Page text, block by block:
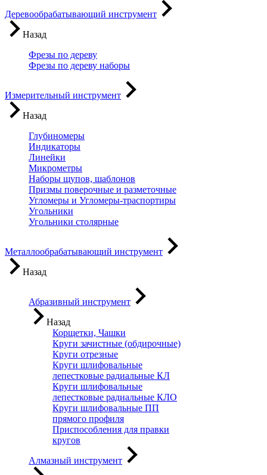
Деревообрабатывающий инструмент
Назад
Фрезы по дереву
Фрезы по дереву наборы
Измерительный инструмент
Назад
Глубиномеры
Индикаторы
Линейки
Микрометры
Наборы щупов, шаблонов
Призмы поверочные и разметочные
Угломеры и Угломеры-траспортиры
Угольники
Угольники столярные
Металлообрабатывающий инструмент
Назад
Абразивный инструмент
Назад
Корщетки, Чашки
Круги зачистные (обдирочные)
Круги отрезные
Круги шлифовальные
лепестковые радиальные КЛ
Круги шлифовальные
лепестковые радиальные КЛО
Круги шлифовальные ПП
прямого профиля
Приспособления для правки
кругов
Алмазный инструмент